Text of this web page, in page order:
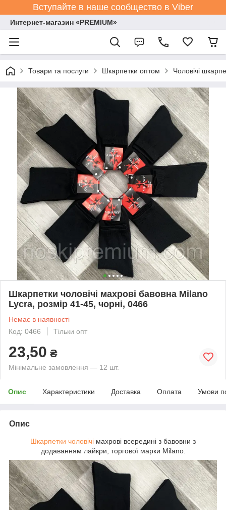
Вступайте в наше сообщество в Viber
Интернет-магазин «PREMIUM»
Товари та послуги Шкарпетки оптом Чоловічі
Шкарпетки чоловічі махрові бавовна Мilano
Lycra, розмір 41-45, чорні, 0466
Немає в наявності
Код: 0466
Тільки опт
23,50 ₴
Мінімальне замовлення — 12 шт.
Опис Характеристики Доставка Оплата Умови
Опис
Шкарпетки чоловічі махрові всередині з бавовни з
додаванням лайкри, торгової марки Мilano.